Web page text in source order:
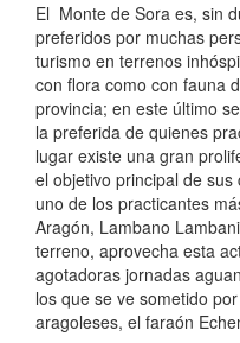
El Monte de Sora es, sin
preferidos por muchas
turismo en terrenos
con flora como con fauna
provincia; en este último
la preferida de quienes
lugar existe una gran
el objetivo principal de
uno de los practicantes
Aragón, Lambano
terreno, aprovecha esta
agotadoras jornadas
los que se ve sometido
aragoleses, el faraón